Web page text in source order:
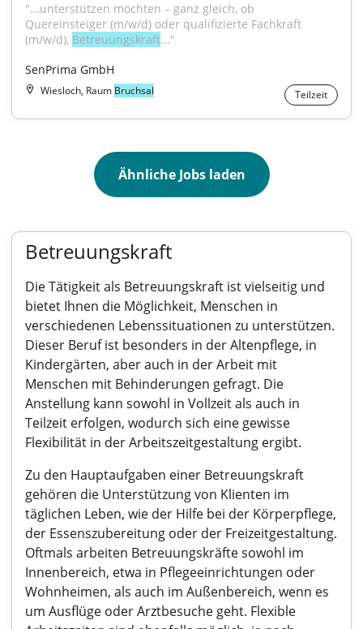
"...unterstützen möchten – ganz gleich, ob
Quereinsteiger (m/w/d) oder qualifizierte Fachkraft
(m/w/d), Betreuungskraft..."
SenPrima GmbH
Wiesloch, Raum Bruchsal Teilzeit
Ähnliche Jobs laden
Betreuungskraft
Die Tätigkeit als Betreuungskraft ist vielseitig und
bietet Ihnen die Möglichkeit, Menschen in
verschiedenen Lebenssituationen zu unterstützen.
Dieser Beruf ist besonders in der Altenpflege, in
Kindergärten, aber auch in der Arbeit mit
Menschen mit Behinderungen gefragt. Die
Anstellung kann sowohl in Vollzeit als auch in
Teilzeit erfolgen, wodurch sich eine gewisse
Flexibilität in der Arbeitszeitgestaltung ergibt.
Zu den Hauptaufgaben einer Betreuungskraft
gehören die Unterstützung von Klienten im
täglichen Leben, wie der Hilfe bei der Körperpflege,
der Essenszubereitung oder der Freizeitgestaltung.
Oftmals arbeiten Betreuungskräfte sowohl im
Innenbereich, etwa in Pflegeeinrichtungen oder
Wohnheimen, als auch im Außenbereich, wenn es
um Ausflüge oder Arztbesuche geht. Flexible